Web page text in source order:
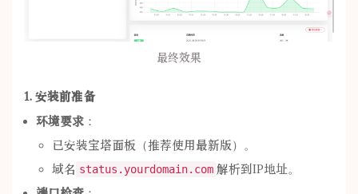
最终效果
1. 安装前准备
环境要求 ：
已安装宝塔面板（推荐使用最新版）。
域名 status.yourdomain.com 解析到IP地址。